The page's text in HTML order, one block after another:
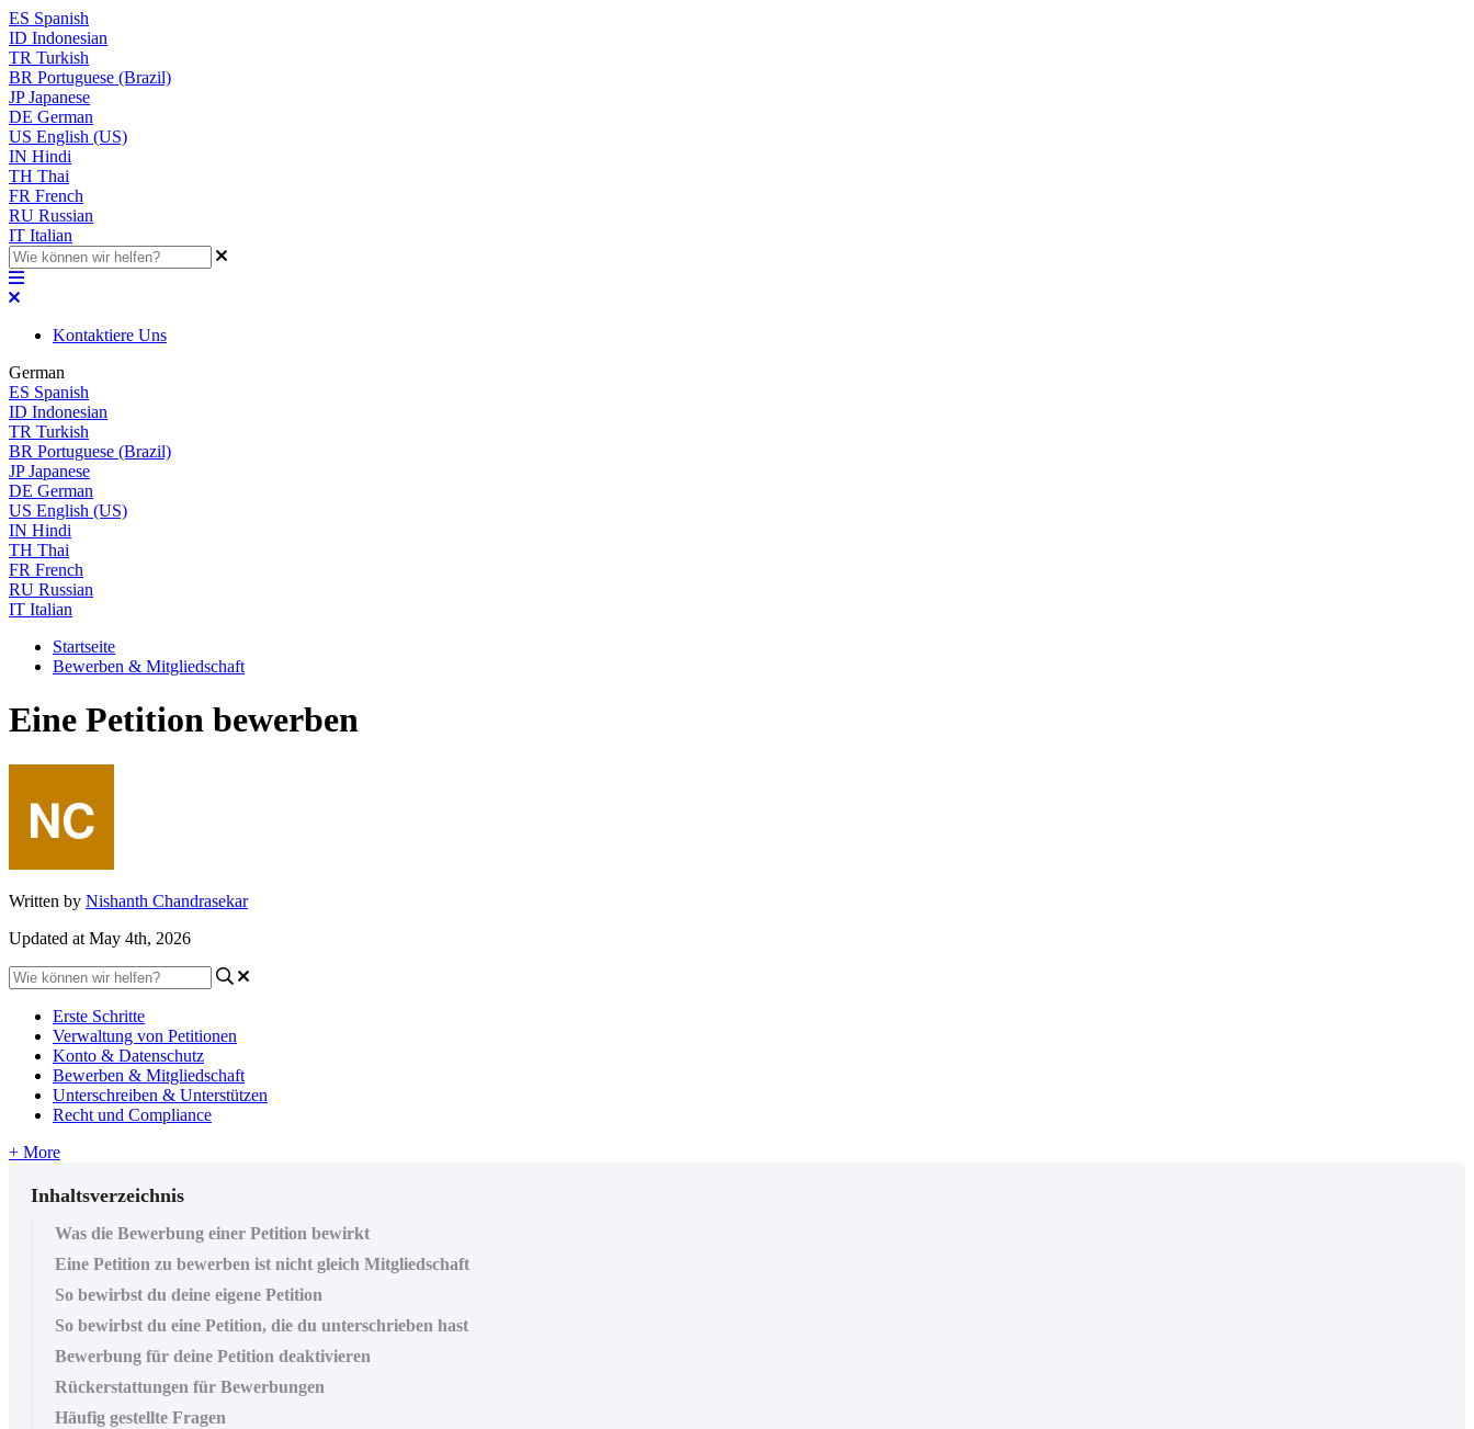
ES Spanish
ID Indonesian
TR Turkish
BR Portuguese (Brazil)
JP Japanese
DE German
US English (US)
IN Hindi
TH Thai
FR French
RU Russian
IT Italian
Kontaktiere Uns
German
ES Spanish
ID Indonesian
TR Turkish
BR Portuguese (Brazil)
JP Japanese
DE German
US English (US)
IN Hindi
TH Thai
FR French
RU Russian
IT Italian
Startseite
Bewerben & Mitgliedschaft
Eine Petition bewerben
Written by Nishanth Chandrasekar
Updated at May 4th, 2026
Erste Schritte
Verwaltung von Petitionen
Konto & Datenschutz
Bewerben & Mitgliedschaft
Unterschreiben & Unterstützen
Recht und Compliance
+ More
Inhaltsverzeichnis
Was die Bewerbung einer Petition bewirkt
Eine Petition zu bewerben ist nicht gleich Mitgliedschaft
So bewirbst du deine eigene Petition
So bewirbst du eine Petition, die du unterschrieben hast
Bewerbung für deine Petition deaktivieren
Rückerstattungen für Bewerbungen
Häufig gestellte Fragen